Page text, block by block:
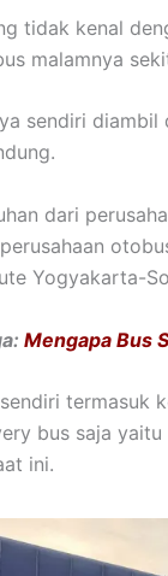
tidak kenal
malamnya
sendiri
dari
Yogyakarta-
Mengapa Bus
sendiri termasuk
bus saja
ini.